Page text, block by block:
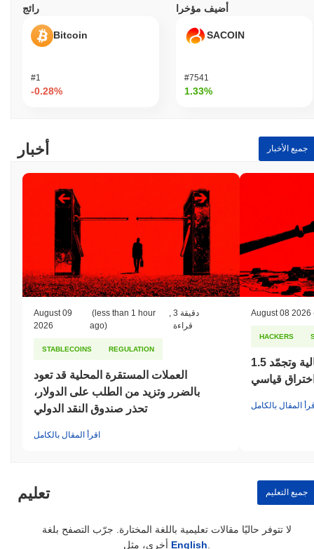
رائج
Bitcoin
#1
-0.28%
أضيف مؤخرا
SACOIN
#7541
1.33%
أخبار جميع الأخبار
August 09
2026
(less than 1 hour
ago)
3 دقيقة
قراءة
STABLECOINS REGULATION
العملات المستقرة المحلية قد تعود
بالضرر وتزيد من الطلب على الدولار،
تحذر صندوق النقد الدولي
اقرأ المقال بالكامل
August 08 2026
HACKERS
بايبت تقاضي كوريا الشمالية وتجمّد 1.5
قياسي
المقال بالكامل
تعليم جميع التعليم
لا تتوفر حاليًا مقالات تعليمية باللغة المختارة. جرّب التصفح بلغة
English